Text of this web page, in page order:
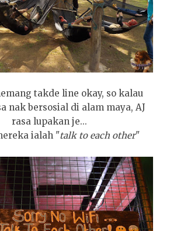
takde line okay, so kalau
nak bersosial di alam maya, AJ
rasa lupakan je...
ialah "talk to each other"